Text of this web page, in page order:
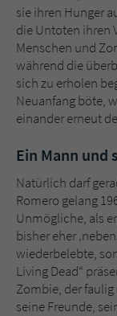
sie ihren Hunger
die Untoten ihren
Menschen und
während die
sich zu erholen
Neuanfang böte,
einander erneut
Ein Mann und
Natürlich darf
Romero gelang
Unmögliche, als
bisher eher
wiederbelebte,
Living Dead“
Zombie, der
seine Freunde,